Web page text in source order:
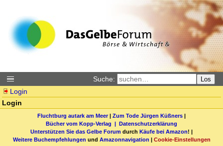
Suche: Los
Login
Login
Fluchtburg autark am Meer| Zum Tode Jürgen Küßners |
Bücher vom Kopp-Verlag | Datenschutzerklärung
Unterstützen Sie das Gelbe Forum durch Käufe bei Amazon! |
Weitere Buchempfehlungen und Amazonnavigation | Cookie-Einstellungen